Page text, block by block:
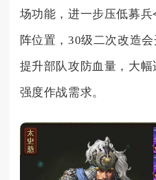
场功能，进一步压低募
阵位置，30级二次改造
提升部队攻防血量，大
强度作战需求。